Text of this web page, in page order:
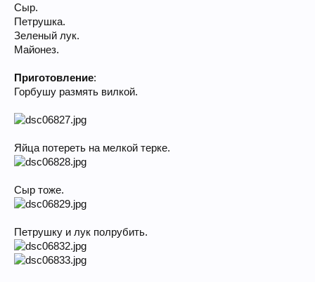
Сыр.
Петрушка.
Зеленый лук.
Майонез.
Приготовление:
Горбушу размять вилкой.
Яйца потереть на мелкой терке.
Сыр тоже.
Петрушку и лук полрубить.